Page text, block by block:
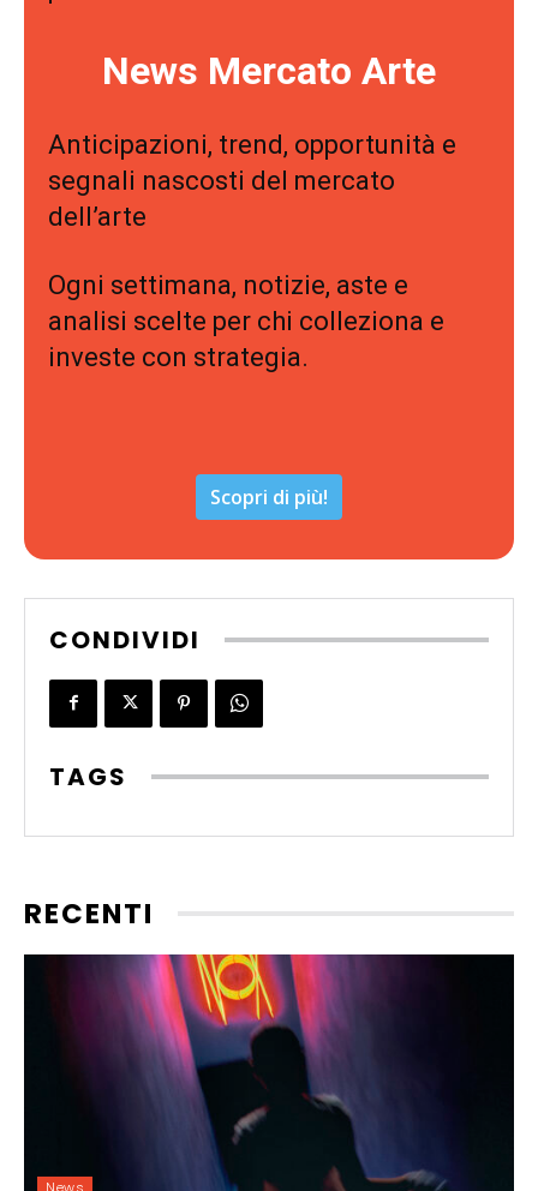
News Mercato Arte
Anticipazioni, trend, opportunità e
segnali nascosti del mercato
dell’arte
Ogni settimana, notizie, aste e
analisi scelte per chi colleziona e
investe con strategia.
Scopri di più!
CONDIVIDI
TAGS
RECENTI
News